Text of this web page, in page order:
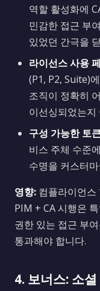
역할 활성화에
민감한 접근 부
있었던 간극을
라이선스 사용
(P1, P2, Suite)
조직이 정확히
이선싱되었는지
구성 가능한 토
비스 주체 수준
수명을 커스터
영향: 컴플라이언스
PIM + CA 시행은
권한 있는 접근 부
통과해야 합니다.
4. 보너스: 소